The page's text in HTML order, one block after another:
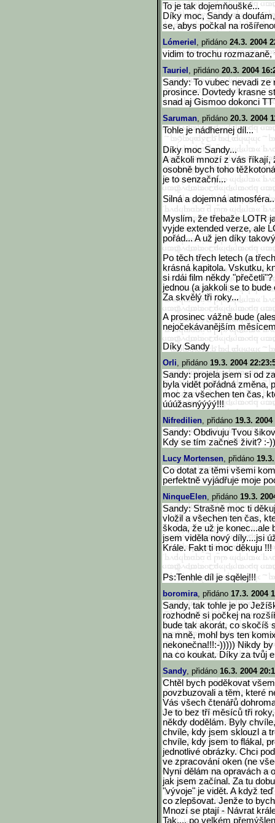
To je tak dojemňoušké...
Díky moc, Sandy a
se, abys počkal na
Lómeriel , přidáno 24.3. 2004
vidim to trochu
Tauriel , přidáno 20.3. 2004
Sandy: To vubec nevadi
prosince. Dovtedy krasne
snad aj Gismoo dokonci
Saruman, přidáno 20.3. 2004
Tohle je nádhernej díl...
Díky moc Sandy...
A ačkoli mnozí z vás říkají,
osobně bych toho
je to senzační...
Silná a dojemná
Myslím, že třebaže LOTR
vyjde extended verze, ale
pořád... A už jen díky
Po těch třech letech (a
krásná kapitola. Vskutku,
si rdái film někdy
jednou (a jakkoli se to
Za skvělý tři roky...
A prosinec vážně bude
nejočekávanějším
Díky Sandy
Orli, přidáno 19.3. 2004
Sandy: projela jsem si od
byla vidět pořádná změna,
moc za všechen ten čas,
úúúžasnýýýý!!!
Nifredilien, přidáno 19.3. 2004
Sandy: Obdivuju Tvou
Kdy se tím začneš živit? :-
Lucy Mortensen, přidáno
Co dotat za těmi všemi
perfektně vyjádřuje moje
NinqueElen, přidáno 19.3.
Sandy: Strašně moc ti
vložil a všechen ten čas,
škoda, že už je konec...ale
jsem viděla nový díly....jsi
Krále. Fakt ti moc děkuju !!!
Ps:Tenhle díl je sqělej!!!
boromira, přidáno 17.3. 2004
Sandy, tak tohle je po
rozhodně si počkej na
bude tak akorát, co skočíš
na mně, mohl bys ten
nekonečna!!!:-))))) Nikdy
na co koukat. Díky za tvůj
Sandy, přidáno 16.3. 2004
Chtěl bych poděkovat
povzbuzovali a těm, které
Vás všech čtenářů
Je to bez tří měsíců tři
někdy dodělám. Byly
chvíle, kdy jsem sklouzl a
chvíle, kdy jsem to flákal,
jednotlivé obrázky. Chci
ve zpracování oken (ne
Nyní dělám na opravách a
jak jsem začínal. Za tu
"vývoje" je vidět. A když
co zlepšovat. Jenže to
Mnozí se ptají - Návrat
Tak.... po velkém